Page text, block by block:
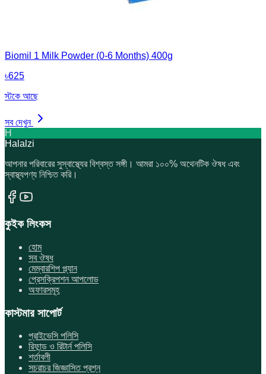
Biomil 1 Milk Powder (0-6 Months) 400g
৳625
স্টকে আছে
সব দেখুন
H
Halalzi
আপনার পরিবারের সুস্বাস্থ্যের বিশ্বস্ত সঙ্গী। আমরা ১০০% অথেনটিক ঔষধ এবং
স্বাস্থ্যপণ্য নিশ্চিত করি।
কুইক লিংকস
হোম
সব ঔষধ
মেম্বারশিপ প্ল্যান
প্রেসক্রিপশন আপলোড
অফারসমূহ
কাস্টমার সাপোর্ট
প্রাইভেসি পলিসি
রিফান্ড ও রিটার্ন পলিসি
শর্তাবলী
সচরাচর জিজ্ঞাসিত প্রশ্ন